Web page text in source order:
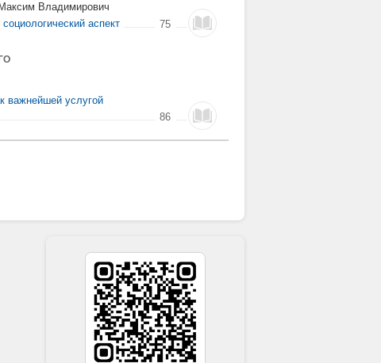
Владимирович
аспект
75
важнейшей услугой
86